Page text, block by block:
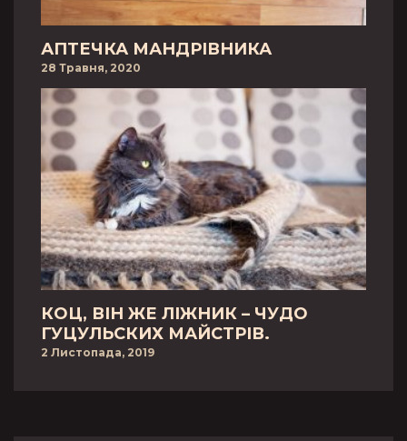
АПТЕЧКА МАНДРІВНИКА
28 Травня, 2020
КОЦ, ВІН ЖЕ ЛІЖНИК – ЧУДО
ГУЦУЛЬСКИХ МАЙСТРІВ.
2 Листопада, 2019